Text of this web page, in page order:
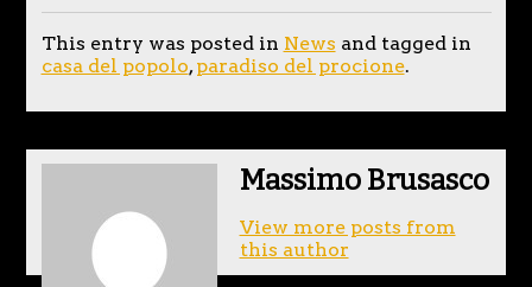
This entry was posted in News and tagged in
casa del popolo,paradiso del procione.
Massimo Brusasco
View more posts from
this author